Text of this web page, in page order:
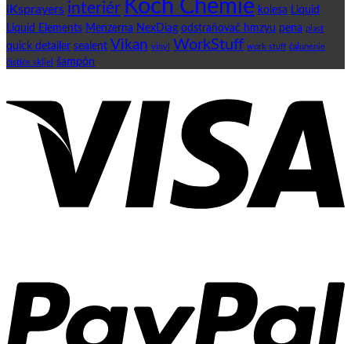
iKsprayers interiér Koch Chemie kolesa Liquid
Liquid Elements Menzerna NexDiag odstraňovač hmzyu pena plast
quick detailer sealent Vikan vinyl WorkStuff work stuff čalunenie
čističe skliel
šampón